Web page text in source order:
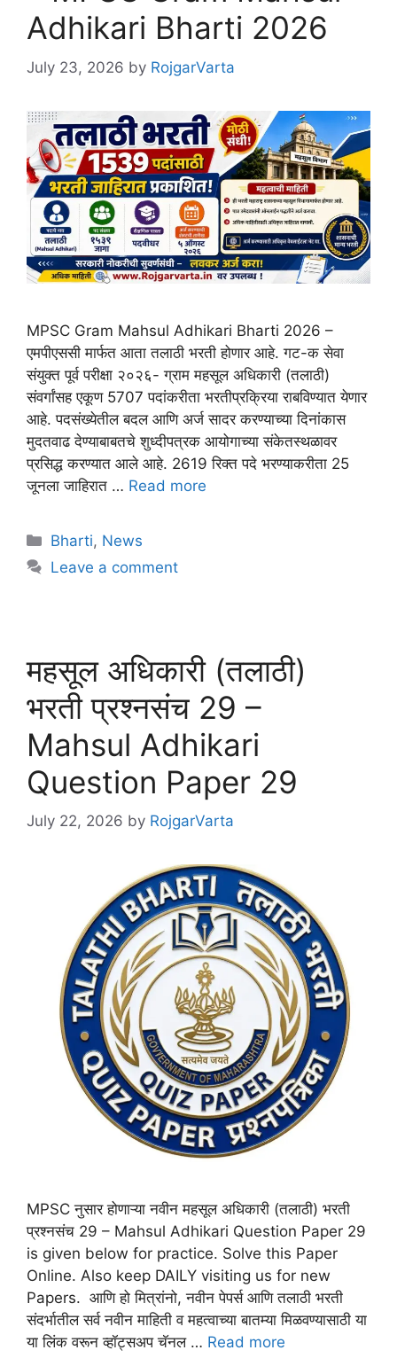
Adhikari Bharti 2026
July 23, 2026 by RojgarVarta
MPSC Gram Mahsul Adhikari Bharti 2026 –
एमपीएससी मार्फत आता तलाठी भरती होणार आहे. गट-क सेवा
संयुक्त पूर्व परीक्षा २०२६- ग्राम महसूल अधिकारी (तलाठी)
संवर्गांसह एकूण 5707 पदांकरीता भरतीप्रक्रिया राबविण्यात येणार
आहे. पदसंख्येतील बदल आणि अर्ज सादर करण्याच्या दिनांकास
मुदतवाढ देण्याबाबतचे शुध्दीपत्रक आयोगाच्या संकेतस्थळावर
प्रसिद्ध करण्यात आले आहे. 2619 रिक्त पदे भरण्याकरीता 25
जूनला जाहिरात … Read more
Bharti, News
Leave a comment
महसूल अधिकारी (तलाठी)
भरती प्रश्नसंच 29 –
Mahsul Adhikari
Question Paper 29
July 22, 2026 by RojgarVarta
MPSC नुसार होणाऱ्या नवीन महसूल अधिकारी (तलाठी) भरती
प्रश्नसंच 29 – Mahsul Adhikari Question Paper 29
is given below for practice. Solve this Paper
Online. Also keep DAILY visiting us for new
Papers. आणि हो मित्रांनो, नवीन पेपर्स आणि तलाठी भरती
संदर्भातील सर्व नवीन माहिती व महत्वाच्या बातम्या मिळवण्यासाठी या
या लिंक वरून व्हॉट्सअप चॅनल … Read more